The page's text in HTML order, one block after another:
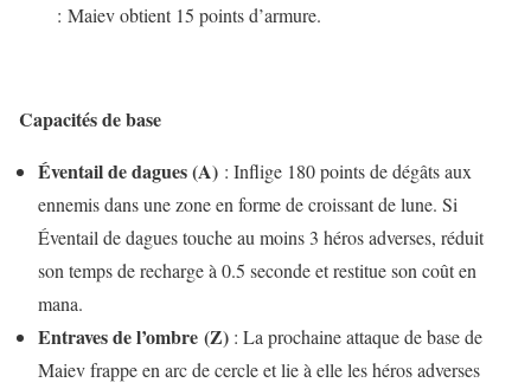
: Maiev obtient 15 points d’armure.
Capacités de base
Éventail de dagues (A) : Inflige 180 points de dégâts aux
ennemis dans une zone en forme de croissant de lune. Si
Éventail de dagues touche au moins 3 héros adverses, réduit
son temps de recharge à 0.5 seconde et restitue son coût en
mana.
Entraves de l’ombre (Z) : La prochaine attaque de base de
Maiev frappe en arc de cercle et lie à elle les héros adverses